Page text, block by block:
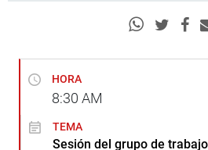
HORA
8:30 AM
TEMA
Sesión del grupo de